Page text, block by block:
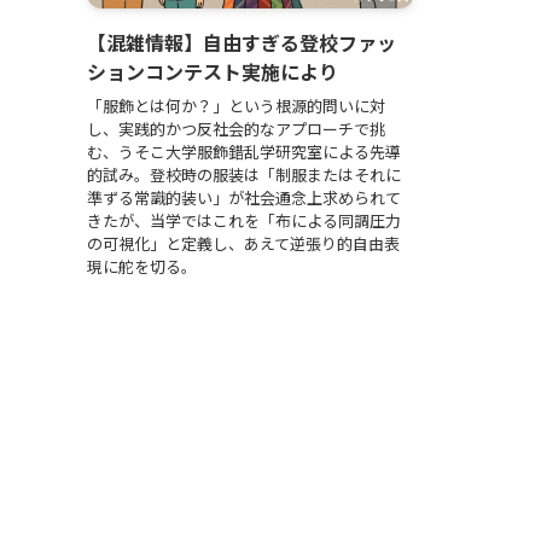
【混雑情報】自由すぎる登校ファッ
ションコンテスト実施により
「服飾とは何か？」という根源的問いに対
し、実践的かつ反社会的なアプローチで挑
む、うそこ大学服飾錯乱学研究室による先導
的試み。登校時の服装は「制服またはそれに
準ずる常識的装い」が社会通念上求められて
きたが、当学ではこれを「布による同調圧力
の可視化」と定義し、あえて逆張り的自由表
現に舵を切る。